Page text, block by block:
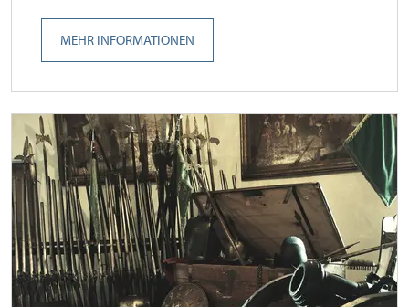
MEHR INFORMATIONEN